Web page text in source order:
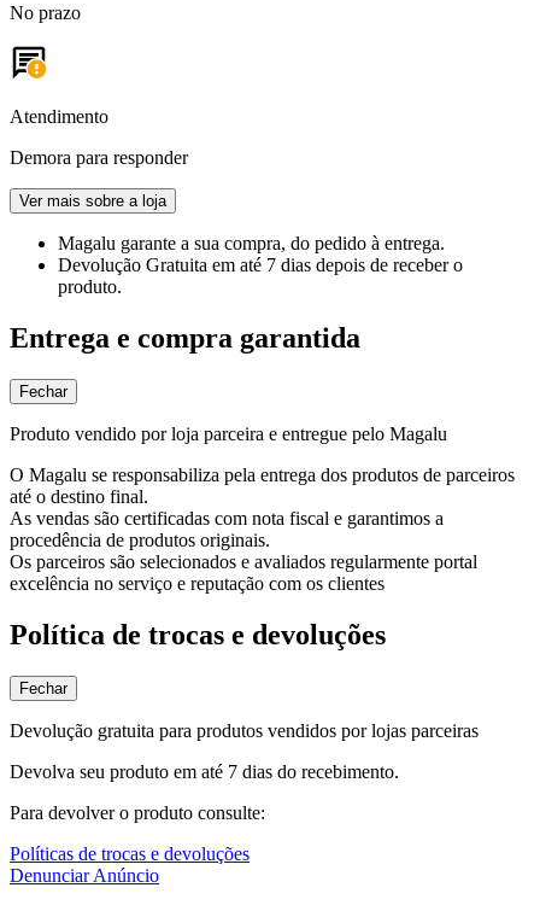
No prazo
Atendimento
Demora para responder
Ver mais sobre a loja
Magalu garante a sua compra, do pedido à entrega.
Devolução Gratuita em até 7 dias depois de receber o
produto.
Entrega e compra garantida
Fechar
Produto vendido por loja parceira e entregue pelo Magalu
O Magalu se responsabiliza pela entrega dos produtos de parceiros
até o destino final.
As vendas são certificadas com nota fiscal e garantimos a
procedência de produtos originais.
Os parceiros são selecionados e avaliados regularmente portal
excelência no serviço e reputação com os clientes
Política de trocas e devoluções
Fechar
Devolução gratuita para produtos vendidos por lojas parceiras
Devolva seu produto em até 7 dias do recebimento.
Para devolver o produto consulte:
Políticas de trocas e devoluções
Denunciar Anúncio